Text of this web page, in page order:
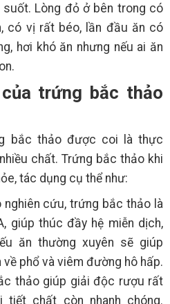
Lòng đỏ ở bên trong có
có vị rất béo, lần đầu ăn có
hơi khó ăn nhưng nếu ai ăn
trứng bắc thảo
bắc thảo được coi là thực
chất. Trứng bắc thảo khi
tác dụng cụ thể như:
nghiên cứu, trứng bắc thảo là
giúp thúc đầy hệ miễn dịch,
ăn thường xuyên sẽ giúp
phổ và viêm đường hô hấp.
thảo giúp giải độc rượu rất
tiết chất còn nhanh chóng.